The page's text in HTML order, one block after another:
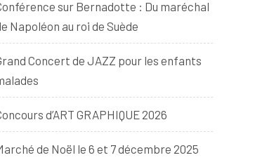
sur Bernadotte : Du maréchal
Napoléon au roi de Suède
Concert de JAZZ pour les enfants
d’ART GRAPHIQUE 2026
de Noël le 6 et 7 décembre 2025